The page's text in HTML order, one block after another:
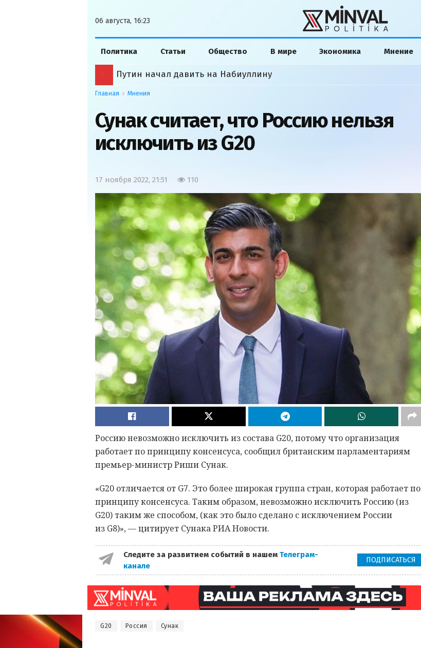
06 августа, 16:23
Политика Статьи Общество В мире Экономика Мнение
Путин начал давить на Набиуллину
Главная Мнения
Сунак считает, что Россию нельзя
исключить из G20
17 ноября 2022, 21:51 110
Россию невозможно исключить из состава G20, потому что организация
работает по принципу консенсуса, сообщил британским парламентариям
премьер-министр Риши Сунак.
«G20 отличается от G7. Это более широкая группа стран, которая работает по
принципу консенсуса. Таким образом, невозможно исключить Россию (из
G20) таким же способом, (как это было сделано с исключением России
из G8)», — цитирует Сунака РИА Новости.
Следите за развитием событий в нашем Телеграм-
канале
ПОДПИСАТЬСЯ
G20 Россия Сунак